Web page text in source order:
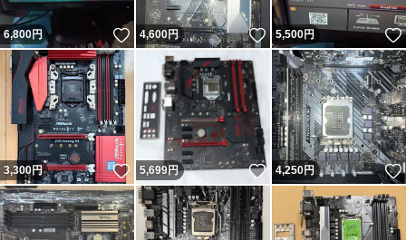
6,800円 いいね！
4,600円 いいね！
5,500円
3,300円 いいね！
5,699円 いいね！
4,250円